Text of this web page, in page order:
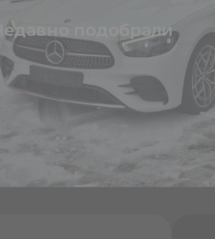
Недавно подобрали